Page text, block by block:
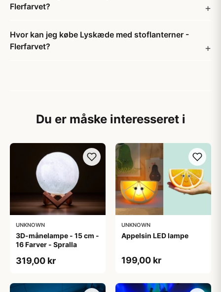
Flerfarvet?
Hvor kan jeg købe Lyskæde med stoflanterner -
Flerfarvet?
Du er måske interesseret i
UNKNOWN
3D-månelampe - 15 cm -
16 Farver - Spralla
319,00 kr
UNKNOWN
Appelsin LED lampe
199,00 kr